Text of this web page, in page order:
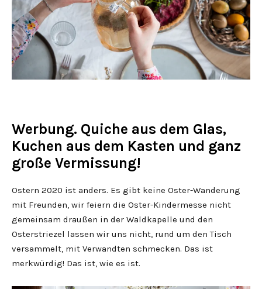
Werbung. Quiche aus dem Glas,
Kuchen aus dem Kasten und ganz
große Vermissung!
Ostern 2020 ist anders. Es gibt keine Oster-Wanderung
mit Freunden, wir feiern die Oster-Kindermesse nicht
gemeinsam draußen in der Waldkapelle und den
Osterstriezel lassen wir uns nicht, rund um den Tisch
versammelt, mit Verwandten schmecken. Das ist
merkwürdig! Das ist, wie es ist.